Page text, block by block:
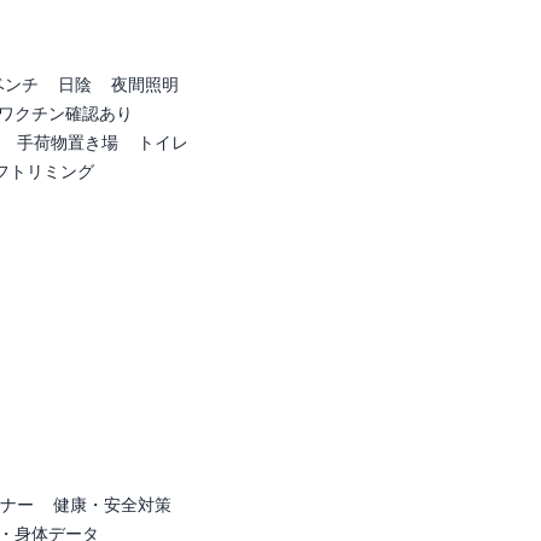
ンチ 日陰
夜間照明
クチン確認あり
手荷物置き場
トイレ
トリミング
ー
健康・安全対策
身体データ